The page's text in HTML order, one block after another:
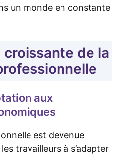
un monde en constante
croissante de la
aux
est devenue
travailleurs à s’adapter